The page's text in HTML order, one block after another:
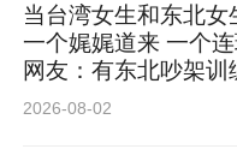
当台湾女生和东北女
一个娓娓道来 一个
网友：有东北吵架训
2026-08-02